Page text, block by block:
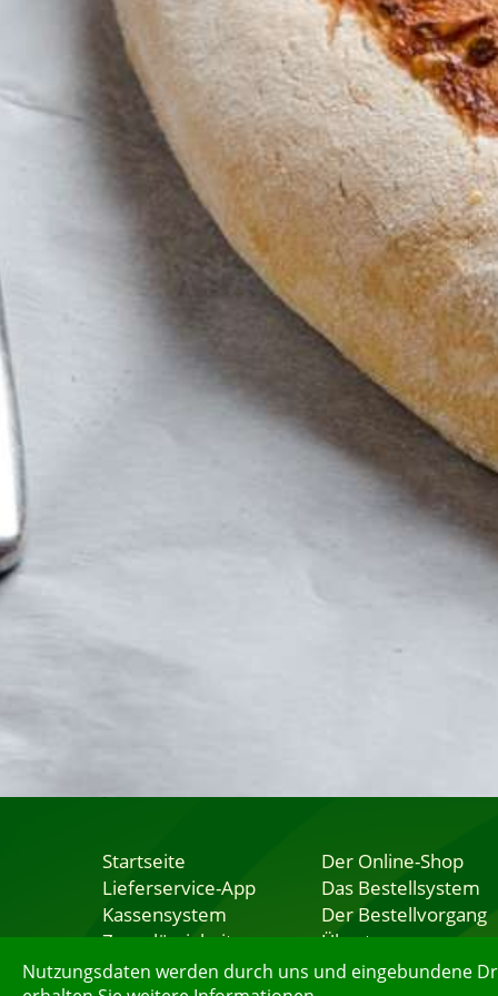
Nutzungsdaten werden durch uns und eingebundene
Startseite
Lieferservice-App
Kassensystem
Zuverlässigkeit
Sicherheit
Der Online-Shop
Das Bestellsystem
Der Bestellvorgang
Übertragung
Testshop